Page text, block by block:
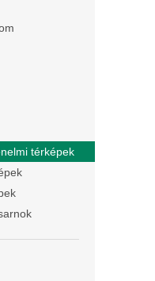
térképek